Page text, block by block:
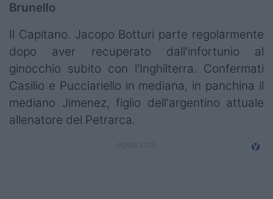
Brunello
Il Capitano. Jacopo Botturi parte regolarmente
dopo aver recuperato dall'infortunio al
ginocchio subito con l'Inghilterra. Confermati
Casilio e Pucciariello in mediana, in panchina il
mediano Jimenez, figlio dell'argentino attuale
allenatore del Petrarca.